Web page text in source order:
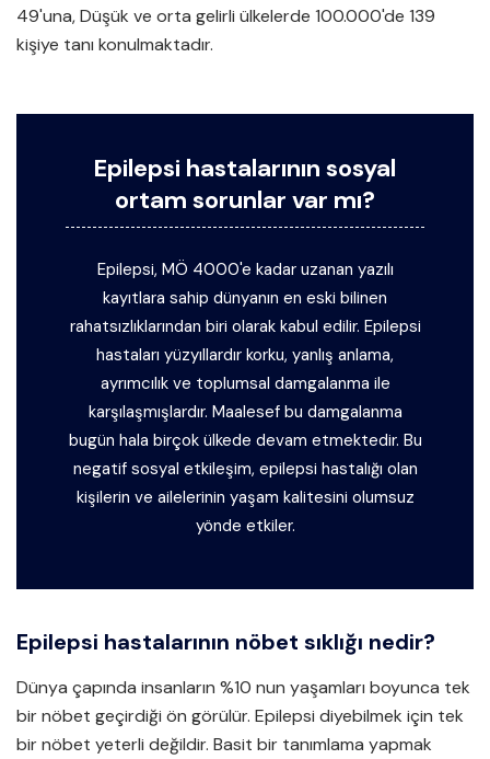
49'una, Düşük ve orta gelirli ülkelerde 100.000'de 139
kişiye tanı konulmaktadır.
Epilepsi hastalarının sosyal
ortam sorunlar var mı?
Epilepsi, MÖ 4000'e kadar uzanan yazılı
kayıtlara sahip dünyanın en eski bilinen
rahatsızlıklarından biri olarak kabul edilir. Epilepsi
hastaları yüzyıllardır korku, yanlış anlama,
ayrımcılık ve toplumsal damgalanma ile
karşılaşmışlardır. Maalesef bu damgalanma
bugün hala birçok ülkede devam etmektedir. Bu
negatif sosyal etkileşim, epilepsi hastalığı olan
kişilerin ve ailelerinin yaşam kalitesini olumsuz
yönde etkiler.
Epilepsi hastalarının nöbet sıklığı nedir?
Dünya çapında insanların %10 nun yaşamları boyunca tek
bir nöbet geçirdiği ön görülür. Epilepsi diyebilmek için tek
bir nöbet yeterli değildir. Basit bir tanımlama yapmak